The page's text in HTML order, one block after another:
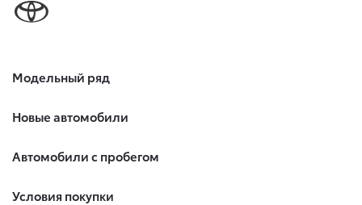
Модельный ряд
Новые автомобили
Автомобили с пробегом
Условия покупки